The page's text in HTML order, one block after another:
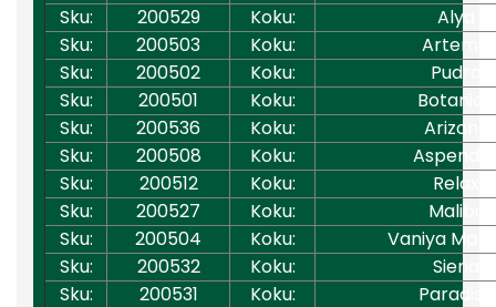
Sku:
200529 Koku:
Alya
Sku:
200503 Koku:
Artemis
Sku:
200502 Koku:
Pudra
Sku:
200501 Koku:
Botanica
Sku:
200536 Koku:
Arizona
Sku:
200508 Koku:
Sku:
200512 Koku:
Relax
Sku:
200527 Koku:
Malibu
Sku:
200504 Koku:
Vaniya
Sku:
200532 Koku:
Siena
Sku:
200531 Koku:
Paradiso